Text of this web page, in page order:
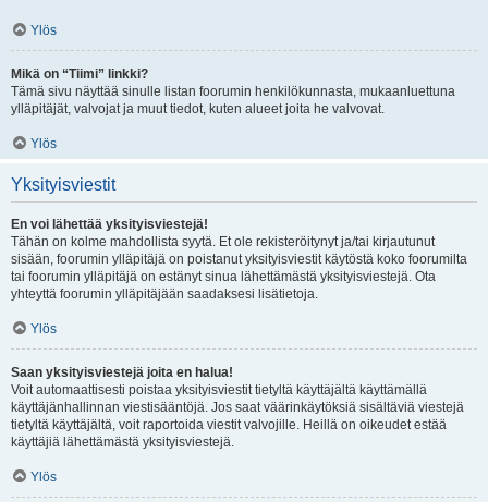
Ylös
Mikä on “Tiimi” linkki?
Tämä sivu näyttää sinulle listan foorumin henkilökunnasta, mukaanluettuna
ylläpitäjät, valvojat ja muut tiedot, kuten alueet joita he valvovat.
Ylös
Yksityisviestit
En voi lähettää yksityisviestejä!
Tähän on kolme mahdollista syytä. Et ole rekisteröitynyt ja/tai kirjautunut
sisään, foorumin ylläpitäjä on poistanut yksityisviestit käytöstä koko foorumilta
tai foorumin ylläpitäjä on estänyt sinua lähettämästä yksityisviestejä. Ota
yhteyttä foorumin ylläpitäjään saadaksesi lisätietoja.
Ylös
Saan yksityisviestejä joita en halua!
Voit automaattisesti poistaa yksityisviestit tietyltä käyttäjältä käyttämällä
käyttäjänhallinnan viestisääntöjä. Jos saat väärinkäytöksiä sisältäviä viestejä
tietyltä käyttäjältä, voit raportoida viestit valvojille. Heillä on oikeudet estää
käyttäjiä lähettämästä yksityisviestejä.
Ylös